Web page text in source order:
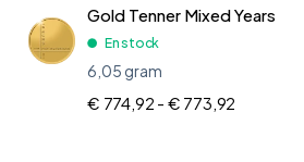
Gold Tenner Mixed Years
En stock
6,05 gram
€ 774,92 - € 773,92